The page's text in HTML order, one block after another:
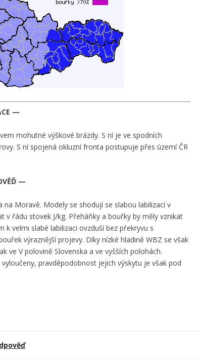
—
mohutné výškové brázdy. S ní je ve spodních
S ní spojená okluzní fronta postupuje přes území ČR
—
Moravě. Modely se shodují se slabou labilizací v
v řádu stovek J/kg. Přeháňky a bouřky by měly vznikat
velmi slabé labilizaci ovzduší bez překryvu s
výraznější projevy. Díky nízké hladině WBZ se však
ve V polovině Slovenska a ve vyšších polohách.
pravděpodobnost jejich výskytu je však pod